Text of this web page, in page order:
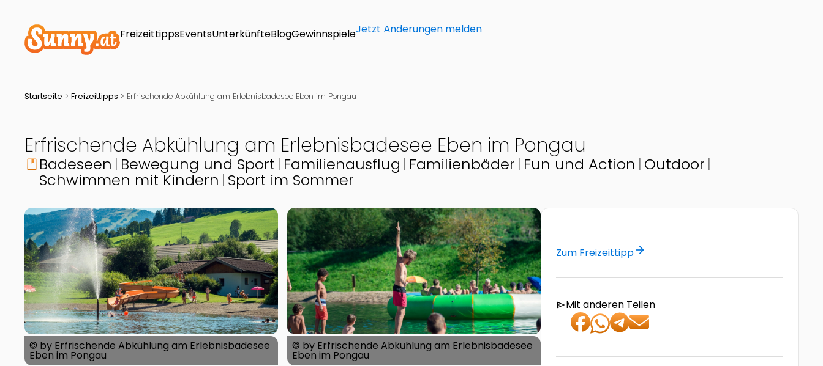
FreizeittippsEventsUnterkünfteBlogGewinnspieleJetzt Änderungen melden
Startseite > Freizeittipps > Erfrischende Abkühlung am Erlebnisbadesee Eben im Pongau
Erfrischende Abkühlung am Erlebnisbadesee Eben im Pongau
book Badeseen Bewegung und Sport Familienausflug Familienbäder Fun und Action Outdoor
Schwimmen mit Kindern Sport im Sommer
© by Erfrischende Abkühlung am Erlebnisbadesee
Eben im Pongau
© by Erfrischende Abkühlung am Erlebnisbadesee
Eben im Pongau
Zum Freizeittipparrow_forward
sendMit anderen Teilen